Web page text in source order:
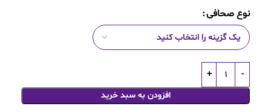
نوع صحافی
افزودن به سبد خرید